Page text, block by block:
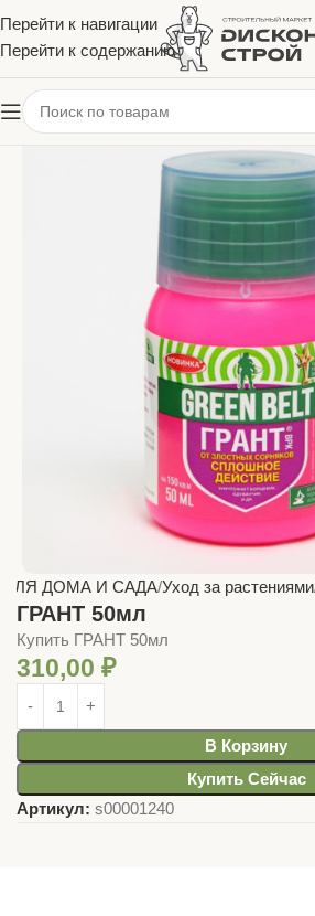
Перейти к навигации
Перейти к содержанию
ДОМА И САДА Уход за растениями
ГРАНТ 50мл
Купить ГРАНТ 50мл
310,00 ₽
В Корзину
Купить Сейчас
Артикул: s00001240